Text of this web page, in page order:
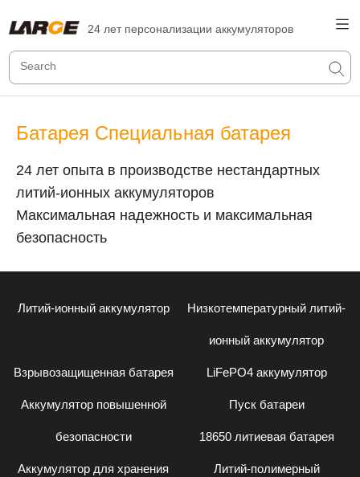
24 лет персонализации аккумуляторов
Батарея Специальная батарея
24 лет опыта в производстве нестандартных
литий-ионных аккумуляторов
Максимальная надежность и максимальная
безопасность
Литий-ионный аккумулятор Низкотемпературный литий-
ионный аккумулятор
Взрывозащищенная батарея LiFePO4 аккумулятор
Аккумулятор повышенной
безопасности
Пуск батареи
18650 литиевая батарея
Аккумулятор для хранения Литий-полимерный